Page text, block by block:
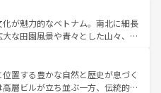
ーツなど、バラエティ豊かな料理
なお、新着の台湾情報は コンテンツ一覧を参
四季折々の自然美を楽しむことが
や焼肉、絶品のストリートフード
理が待っている。夜には、韓国な
韓国の多彩な魅力を心ゆくまで味
てみてほしい。 なお、新着の韓国情報はコンテンツ一
が魅力的なベトナム。南北に細長
な田園風景や青々とした山々、世
息づく。ハノイの古い町並みやホ
治時代の建物も、独特の雰囲気を
バラエティの豊かさとおいしさで
置する豊かな自然と歴史が息づく
層ビルが立ち並ぶ一方、伝統的な